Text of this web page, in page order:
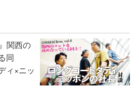
関西の
同
ィ×ニッ